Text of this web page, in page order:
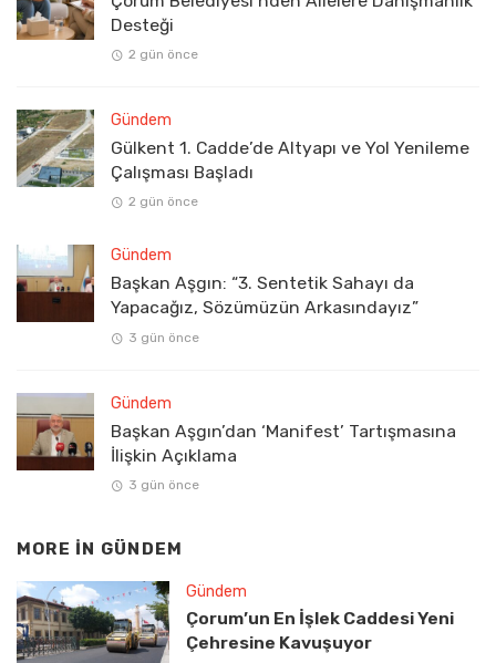
Desteği
2 gün önce
Gündem
Gülkent 1. Cadde’de Altyapı ve Yol Yenileme
Çalışması Başladı
2 gün önce
Gündem
Başkan Aşgın: “3. Sentetik Sahayı da
Yapacağız, Sözümüzün Arkasındayız”
3 gün önce
Gündem
Başkan Aşgın’dan ‘Manifest’ Tartışmasına
İlişkin Açıklama
3 gün önce
MORE IN GÜNDEM
Gündem
Çorum’un En İşlek Caddesi Yeni
Çehresine Kavuşuyor